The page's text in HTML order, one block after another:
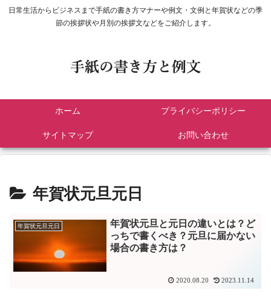
日常生活からビジネスまで手紙の書き方マナーや例文・文例と年賀状などの季
節の挨拶状や月別の挨拶文などをご紹介します。
ホーム プライバシーポリシー
サイトマップ お問い合わせ
年賀状元旦元日
年賀状元旦元日
年賀状元旦と元日の違いとは？ど
っちで書くべき？元旦に届かない
場合の書き方は？
2020.08.20 2023.11.14